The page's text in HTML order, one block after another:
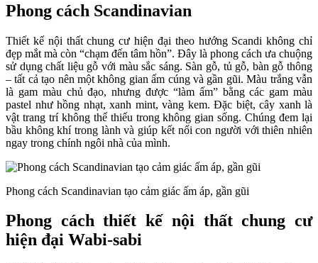
Phong cách Scandinavian
Thiết kế nội thất chung cư hiện đại theo hướng Scandi không chỉ
đẹp mắt mà còn “chạm đến tâm hồn”. Đây là phong cách ưa chuộng
sử dụng chất liệu gỗ với màu sắc sáng. Sàn gỗ, tủ gỗ, bàn gỗ thông
– tất cả tạo nên một không gian ấm cúng và gần gũi. Màu trắng vẫn
là gam màu chủ đạo, nhưng được “làm ấm” bằng các gam màu
pastel như hồng nhạt, xanh mint, vàng kem. Đặc biệt, cây xanh là
vật trang trí không thể thiếu trong không gian sống. Chúng đem lại
bầu không khí trong lành và giúp kết nối con người với thiên nhiên
ngay trong chính ngôi nhà của mình.
Phong cách Scandinavian tạo cảm giác ấm áp, gần gũi
Phong cách thiết kế nội thất chung cư
hiện đại Wabi-sabi